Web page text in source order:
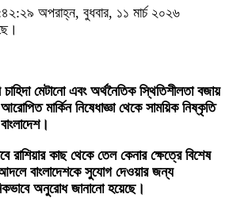
অপরাহ্ন, বুধবার, ১১ মার্চ ২০২৬
চাহিদা মেটানো এবং অর্থনৈতিক স্থিতিশীলতা বজায়
আরোপিত মার্কিন নিষেধাজ্ঞা থেকে সাময়িক নিষ্কৃতি
রাশিয়ার কাছ থেকে তেল কেনার ক্ষেত্রে বিশেষ
বাংলাদেশকে সুযোগ দেওয়ার জন্য
অনুরোধ জানানো হয়েছে।